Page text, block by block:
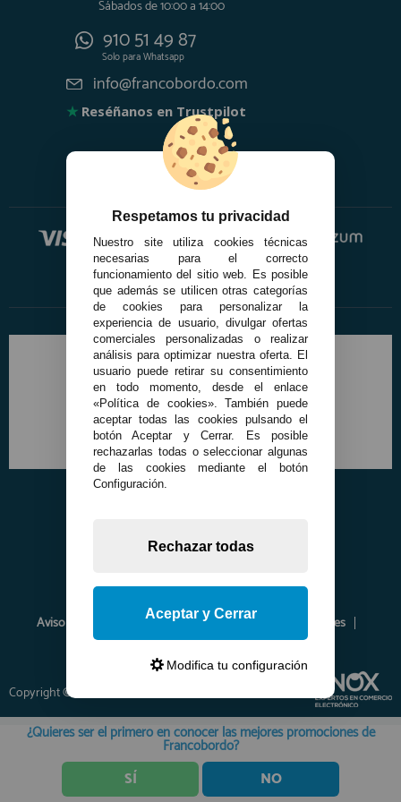
Sábados de 10:00 a 14:00
910 51 49 87
Solo paraWhatsapp
info@francobordo.com
★ Reséñanos en Trustpilot
Aviso Legal Política de Privacidad
Política de Cookies
Envíos y Devoluciones
Opiniones
Copyright © 2026 www.francobordo.com
¿Quieres ser el primero en conocer las mejores promociones de
Francobordo?
SÍ NO
Respetamos tu privacidad
Nuestro site utiliza cookies técnicas
necesarias para el correcto
funcionamiento del sitio web. Es posible
que además se utilicen otras categorías
de cookies para personalizar la
experiencia de usuario, divulgar ofertas
comerciales personalizadas o realizar
análisis para optimizar nuestra oferta. El
usuario puede retirar su consentimiento
en todo momento, desde el enlace
«Política de cookies». También puede
aceptar todas las cookies pulsando el
botón Aceptar y Cerrar. Es posible
rechazarlas todas o seleccionar algunas
de las cookies mediante el botón
Configuración.
Rechazar todas
Aceptar y Cerrar
Modifica tu configuración